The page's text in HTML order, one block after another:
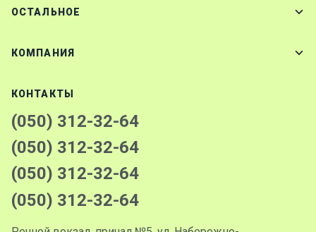
ОСТАЛЬНОЕ
КОМПАНИЯ
КОНТАКТЫ
(050) 312-32-64
(050) 312-32-64
(050) 312-32-64
(050) 312-32-64